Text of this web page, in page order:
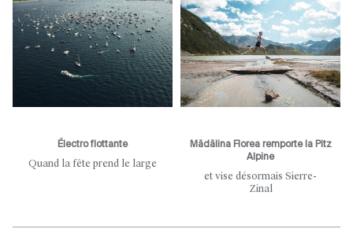
Électro flottante
Quand la fête prend le large
Mădălina Florea remporte la Pitz
Alpine
et vise désormais Sierre-
Zinal